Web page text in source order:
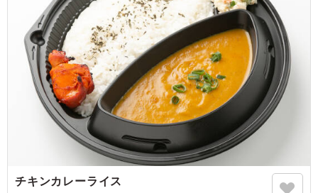
しめたのは良かった。
ご利用シーン：懇親会› 集会
大阪府大阪市東住吉区北田辺 2025/11/18
チキンカレーライス